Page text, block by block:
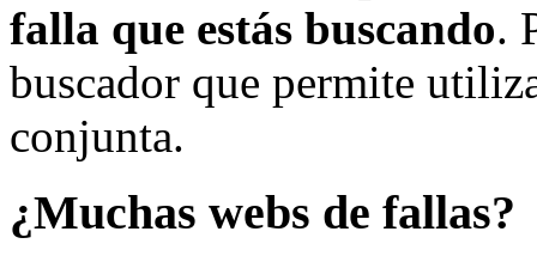
falla que estás buscando.
buscador que permite
conjunta.
¿Muchas webs de fallas?